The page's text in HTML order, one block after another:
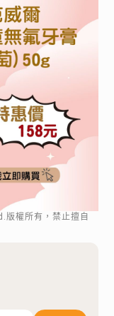
權所有，禁止擅自